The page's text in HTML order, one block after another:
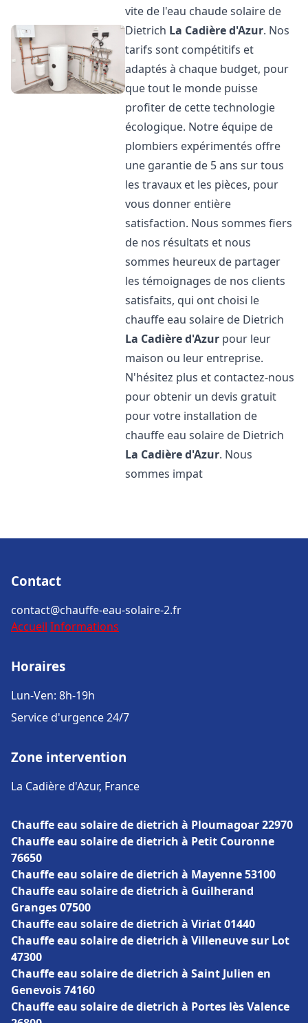
vite de l'eau chaude solaire de
Dietrich La Cadière d'Azur. Nos
tarifs sont compétitifs et
adaptés à chaque budget, pour
que tout le monde puisse
profiter de cette technologie
écologique. Notre équipe de
plombiers expérimentés offre
une garantie de 5 ans sur tous
les travaux et les pièces, pour
vous donner entière
satisfaction. Nous sommes fiers
de nos résultats et nous
sommes heureux de partager
les témoignages de nos clients
satisfaits, qui ont choisi le
chauffe eau solaire de Dietrich
La Cadière d'Azur pour leur
maison ou leur entreprise.
N'hésitez plus et contactez-nous
pour obtenir un devis gratuit
pour votre installation de
chauffe eau solaire de Dietrich
La Cadière d'Azur. Nous
sommes impat
Contact
contact@chauffe-eau-solaire-2.fr
Accueil Informations
Horaires
Lun-Ven: 8h-19h
Service d'urgence 24/7
Zone intervention
La Cadière d'Azur, France
Chauffe eau solaire de dietrich à Ploumagoar 22970
Chauffe eau solaire de dietrich à Petit Couronne
76650
Chauffe eau solaire de dietrich à Mayenne 53100
Chauffe eau solaire de dietrich à Guilherand
Granges 07500
Chauffe eau solaire de dietrich à Viriat 01440
Chauffe eau solaire de dietrich à Villeneuve sur Lot
47300
Chauffe eau solaire de dietrich à Saint Julien en
Genevois 74160
Chauffe eau solaire de dietrich à Portes lès Valence